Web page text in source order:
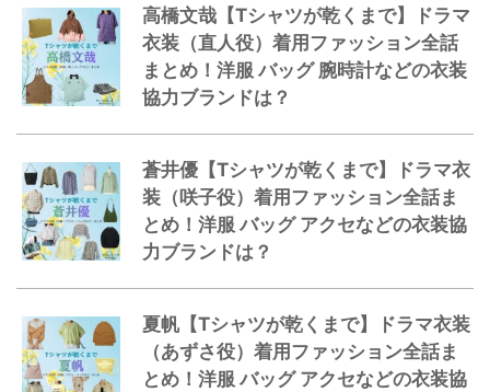
高橋文哉【Tシャツが乾くまで】ドラマ
衣装（直人役）着用ファッション全話
まとめ！洋服 バッグ 腕時計などの衣装
協力ブランドは？
蒼井優【Tシャツが乾くまで】ドラマ衣
装（咲子役）着用ファッション全話ま
とめ！洋服 バッグ アクセなどの衣装協
力ブランドは？
夏帆【Tシャツが乾くまで】ドラマ衣装
（あずさ役）着用ファッション全話ま
とめ！洋服 バッグ アクセなどの衣装協